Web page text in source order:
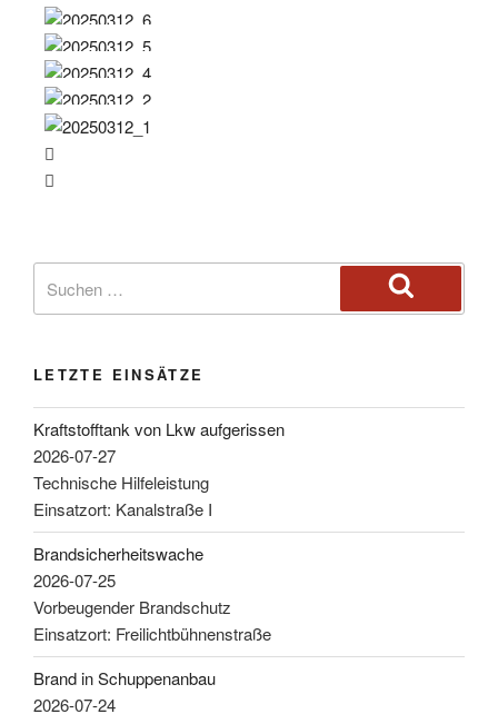
LETZTE EINSÄTZE
Kraftstofftank von Lkw aufgerissen
2026-07-27
Technische Hilfeleistung
Einsatzort: Kanalstraße I
Brandsicherheitswache
2026-07-25
Vorbeugender Brandschutz
Einsatzort: Freilichtbühnenstraße
Brand in Schuppenanbau
2026-07-24